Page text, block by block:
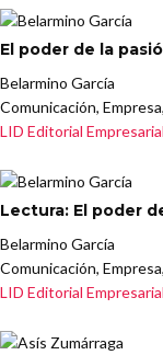
El poder de la
Belarmino García
Comunicación,
LID Editorial
Lectura: El poder
Belarmino García
Comunicación,
LID Editorial